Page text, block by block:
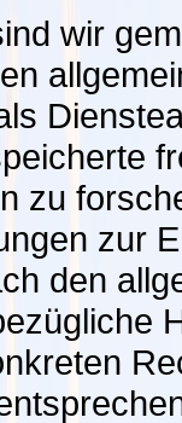
wir
zu
zur
den